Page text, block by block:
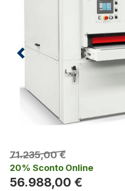
71.235,00 €
20% Sconto Online
56.988,00 €